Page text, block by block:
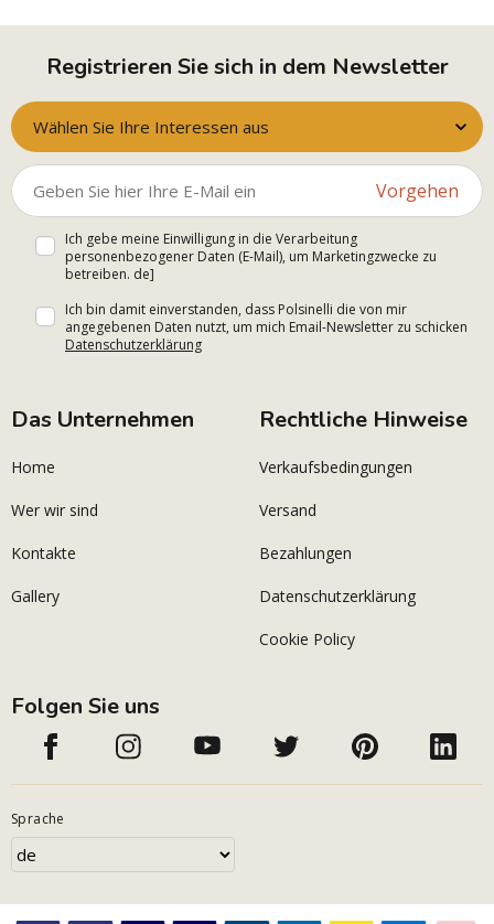
Registrieren Sie sich in dem Newsletter
Wählen Sie Ihre Interessen aus
Vorgehen
Ich gebe meine Einwilligung in die Verarbeitung
personenbezogener Daten (E-Mail), um Marketingzwecke zu
betreiben. de]
Ich bin damit einverstanden, dass Polsinelli die von mir
angegebenen Daten nutzt, um mich Email-Newsletter zu schicken
Datenschutzerklärung
Das Unternehmen
Home
Wer wir sind
Kontakte
Gallery
Rechtliche Hinweise
Verkaufsbedingungen
Versand
Bezahlungen
Datenschutzerklärung
Cookie Policy
Folgen Sie uns
Sprache